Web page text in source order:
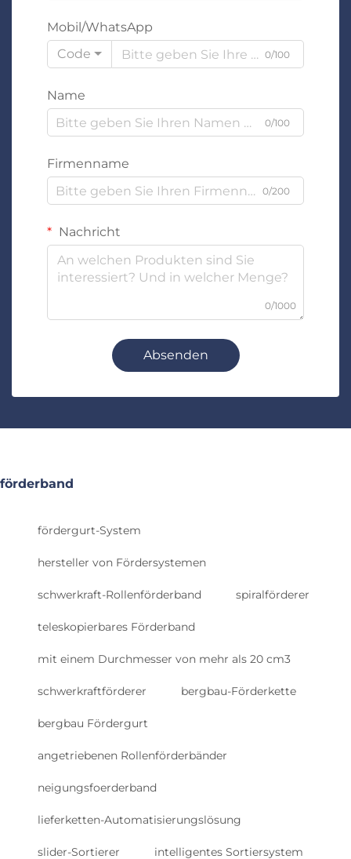
Mobil/WhatsApp
Code
0/100
Name
0/100
Firmenname
0/200
Nachricht
0/1000
Absenden
förderband
fördergurt-System
hersteller von Fördersystemen
schwerkraft-Rollenförderband spiralförderer
teleskopierbares Förderband
mit einem Durchmesser von mehr als 20 cm3
schwerkraftförderer bergbau-Förderkette
bergbau Fördergurt
angetriebenen Rollenförderbänder
neigungsfoerderband
lieferketten-Automatisierungslösung
slider-Sortierer intelligentes Sortiersystem